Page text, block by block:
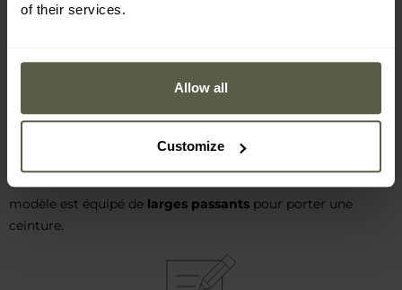
of their services.
Allow all
Customize
LARGES PASSANTS
Le bas des jambes est muni de pattes de réglage en velcro
chaussures montantes tout en améliorant la ventilation. Ce
modèle est équipé de larges passants pour porter une
ceinture.